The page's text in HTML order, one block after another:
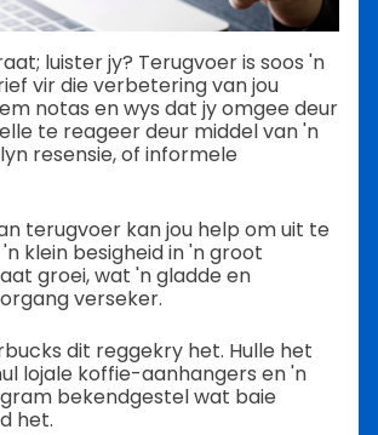
luister jy? Terugvoer is soos 'n
vir die verbetering van jou
notas en wys dat jy omgee deur
te reageer deur middel van 'n
resensie, of informele
terugvoer kan jou help om uit te
klein besigheid in 'n groot
groei, wat 'n gladde en
verseker.
dit reggekry het. Hulle het
lojale koffie-aanhangers en 'n
bekendgestel wat baie
het.